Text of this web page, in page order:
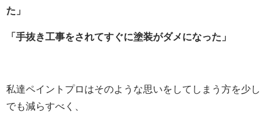
た」
「手抜き工事をされてすぐに塗装がダメになった」
私達ペイントプロはそのような思いをしてしまう方を少し
でも減らすべく、